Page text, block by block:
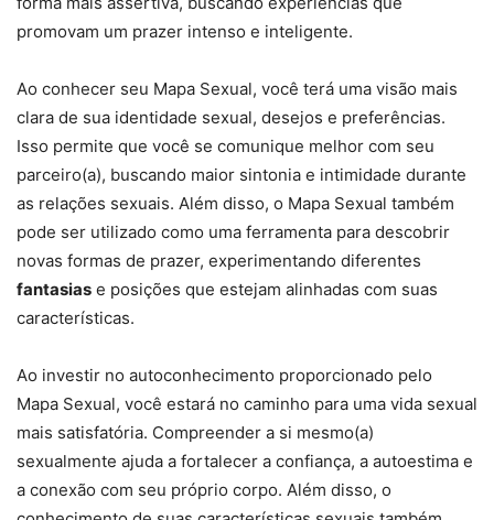
promovam um prazer intenso e inteligente.
Ao conhecer seu Mapa Sexual, você terá uma visão mais
clara de sua identidade sexual, desejos e preferências.
Isso permite que você se comunique melhor com seu
parceiro(a), buscando maior sintonia e intimidade durante
as relações sexuais. Além disso, o Mapa Sexual também
pode ser utilizado como uma ferramenta para descobrir
novas formas de prazer, experimentando diferentes
fantasias e posições que estejam alinhadas com suas
características.
Ao investir no autoconhecimento proporcionado pelo
Mapa Sexual, você estará no caminho para uma vida sexual
mais satisfatória. Compreender a si mesmo(a)
sexualmente ajuda a fortalecer a confiança, a autoestima e
a conexão com seu próprio corpo. Além disso, o